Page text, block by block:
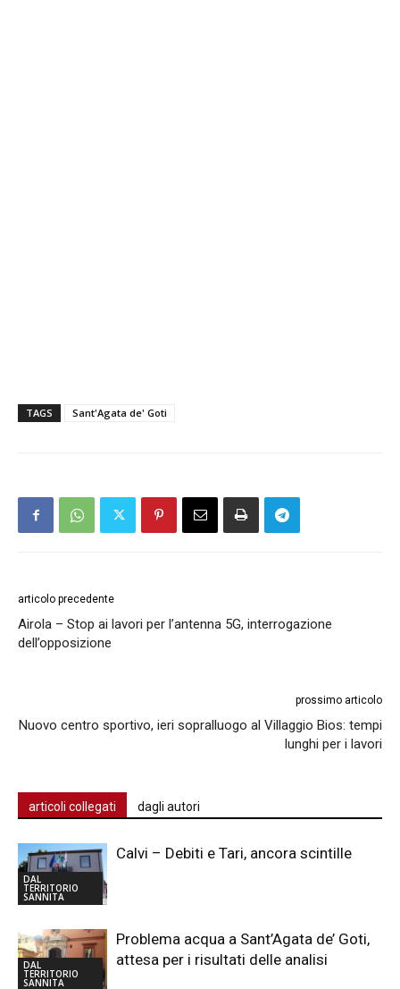
TAGS Sant'Agata de' Goti
articolo precedente
Airola – Stop ai lavori per l’antenna 5G, interrogazione
dell’opposizione
prossimo articolo
Nuovo centro sportivo, ieri sopralluogo al Villaggio Bios: tempi
lunghi per i lavori
articoli collegati dagli autori
DAL
TERRITORIO
SANNITA
Calvi – Debiti e Tari, ancora scintille
DAL
TERRITORIO
SANNITA
Problema acqua a Sant’Agata de’ Goti,
attesa per i risultati delle analisi